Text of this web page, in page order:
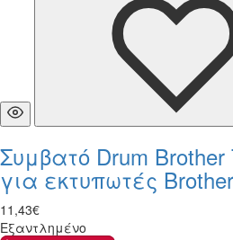
Συμβατό Drum
για εκτυπωτές Brother
11 ,43€
Εξαντλημένο